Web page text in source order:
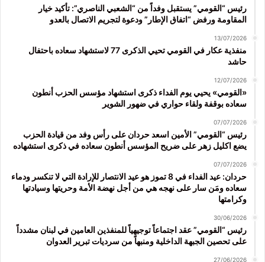
رئيس “القومي” يستقبل وفداً من “الشعبي الناصري”: تأكيد خيار
المقاومة ورفض “اتفاق الإطار” ودعوة لتجريم الاتصال بالعدو
13/07/2026
منفذية عكار في القومي تحيي الذكرى 77 لاستشهاد سعاده باحتفال
حاشد
12/07/2026
«القومي» يحيي يوم الفداء ذكرى استشهاد مؤسس الحزب أنطون
سعاده بوقفة ولقاء حواري في ضهور الشوير
07/07/2026
رئيس “القومي” الأمين اسعد حردان على رأس وفد من قيادة الحزب
يضع اكليل زهر على ضريح المؤسس أنطون سعاده في ذكرى استشهاده
07/07/2026
حردان: عيد الفداء في 8 تموز هو عيد الانتصار للإرادة التي لا تنكسر ودماء
سعاده ومَن سار على نهجه هي من أجل نهضة الأمة وحريتها وسيادتها
وكرامتها
30/06/2026
رئيس “القومي” عقد اجتماعاً توجيهياً للمنفذين العامين في لبنان مشدداً
على تحصين الجبهة الداخلية ومنبهاً من سرديات تبرير العدوان
27/06/2026